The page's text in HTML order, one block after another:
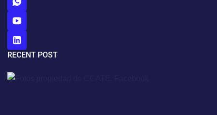
RECENT POST